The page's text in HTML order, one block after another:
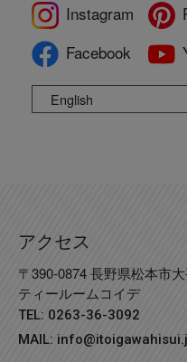
Instagram
Facebook
English
アクセス
〒390-0874 長野県松本市
ティールームコイデ
TEL: 0263-36-3092
MAIL: